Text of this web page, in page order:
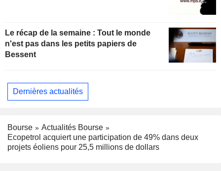
Le récap de la semaine : Tout le monde
n'est pas dans les petits papiers de
Bessent
Dernières actualités
Bourse
Actualités Bourse
Ecopetrol acquiert une participation de 49% dans deux
projets éoliens pour 25,5 millions de dollars